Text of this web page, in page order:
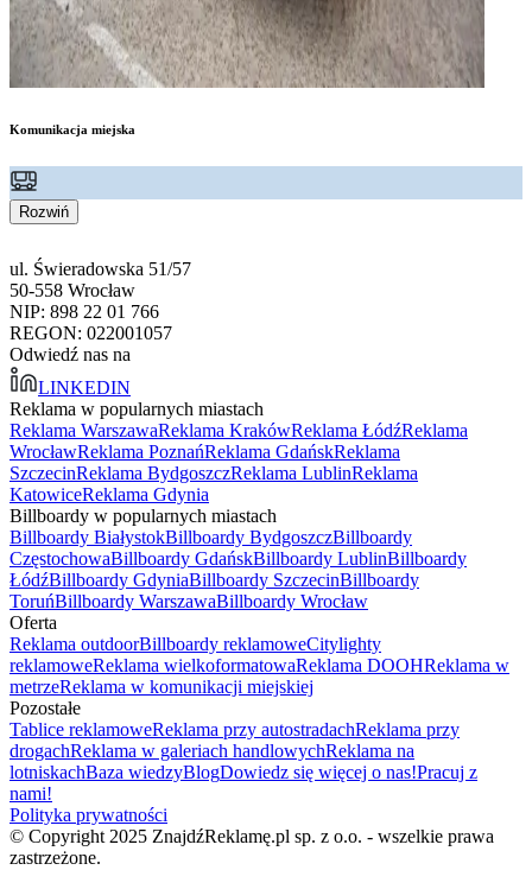
Komunikacja miejska
Rozwiń
ul. Świeradowska 51/57
50-558 Wrocław
NIP: 898 22 01 766
REGON: 022001057
Odwiedź nas na
LINKEDIN
Reklama w popularnych miastach
Reklama WarszawaReklama KrakówReklama ŁódźReklama
WrocławReklama PoznańReklama GdańskReklama
SzczecinReklama BydgoszczReklama LublinReklama
KatowiceReklama Gdynia
Billboardy w popularnych miastach
Billboardy BiałystokBillboardy BydgoszczBillboardy
CzęstochowaBillboardy GdańskBillboardy LublinBillboardy
ŁódźBillboardy GdyniaBillboardy SzczecinBillboardy
ToruńBillboardy WarszawaBillboardy Wrocław
Oferta
Reklama outdoorBillboardy reklamoweCitylighty
reklamoweReklama wielkoformatowaReklama DOOHReklama w
metrzeReklama w komunikacji miejskiej
Pozostałe
Tablice reklamoweReklama przy autostradachReklama przy
drogachReklama w galeriach handlowychReklama na
lotniskachBaza wiedzyBlogDowiedz się więcej o nas!Pracuj z
nami!
Polityka prywatności
© Copyright 2025 ZnajdźReklamę.pl sp. z o.o. - wszelkie prawa
zastrzeżone.